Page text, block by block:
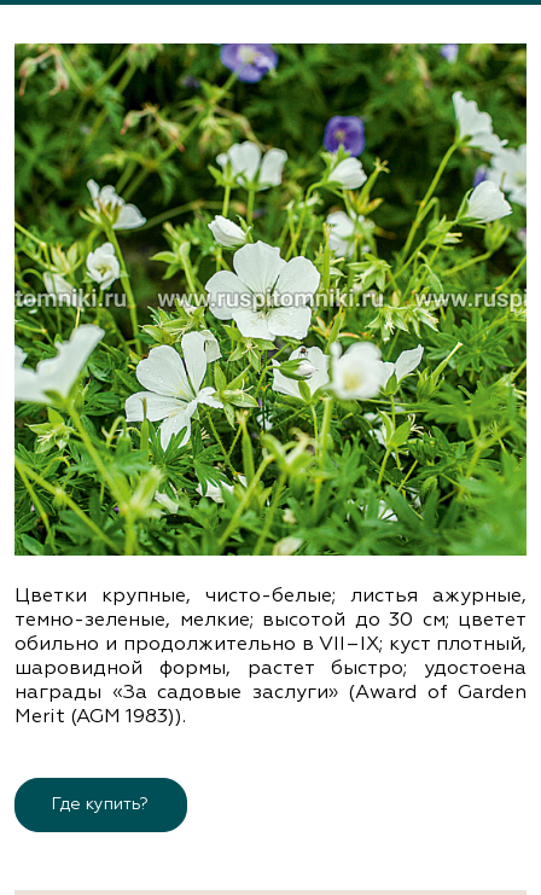
Цветки крупные, чисто-белые; листья ажурные,
темно-зеленые, мелкие; высотой до 30 см; цветет
обильно и продолжительно в VІІ–ІХ; куст плотный,
шаровидной формы, растет быстро; удостоена
награды «За садовые заслуги» (Award of Garden
Merit (AGM 1983)).
Где купить?